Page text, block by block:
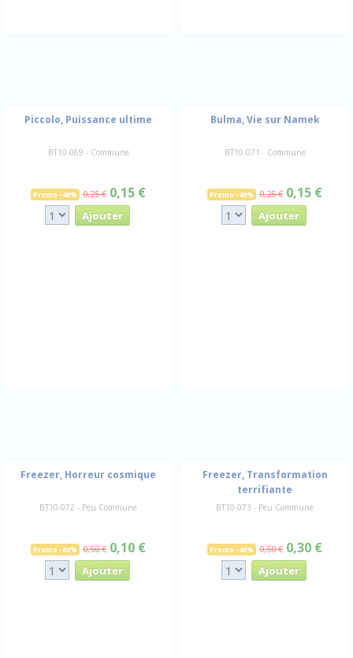
Piccolo, Puissance ultime
BT10-069 - Commune
Promo -40% 0,25 € 0,15 €
Bulma, Vie sur Namek
BT10-071 - Commune
Promo -40% 0,25 € 0,15 €
Freezer, Horreur cosmique
BT10-072 - Peu Commune
Promo -80% 0,50 € 0,10 €
Freezer, Transformation
terrifiante
BT10-073 - Peu Commune
Promo -40% 0,50 € 0,30 €